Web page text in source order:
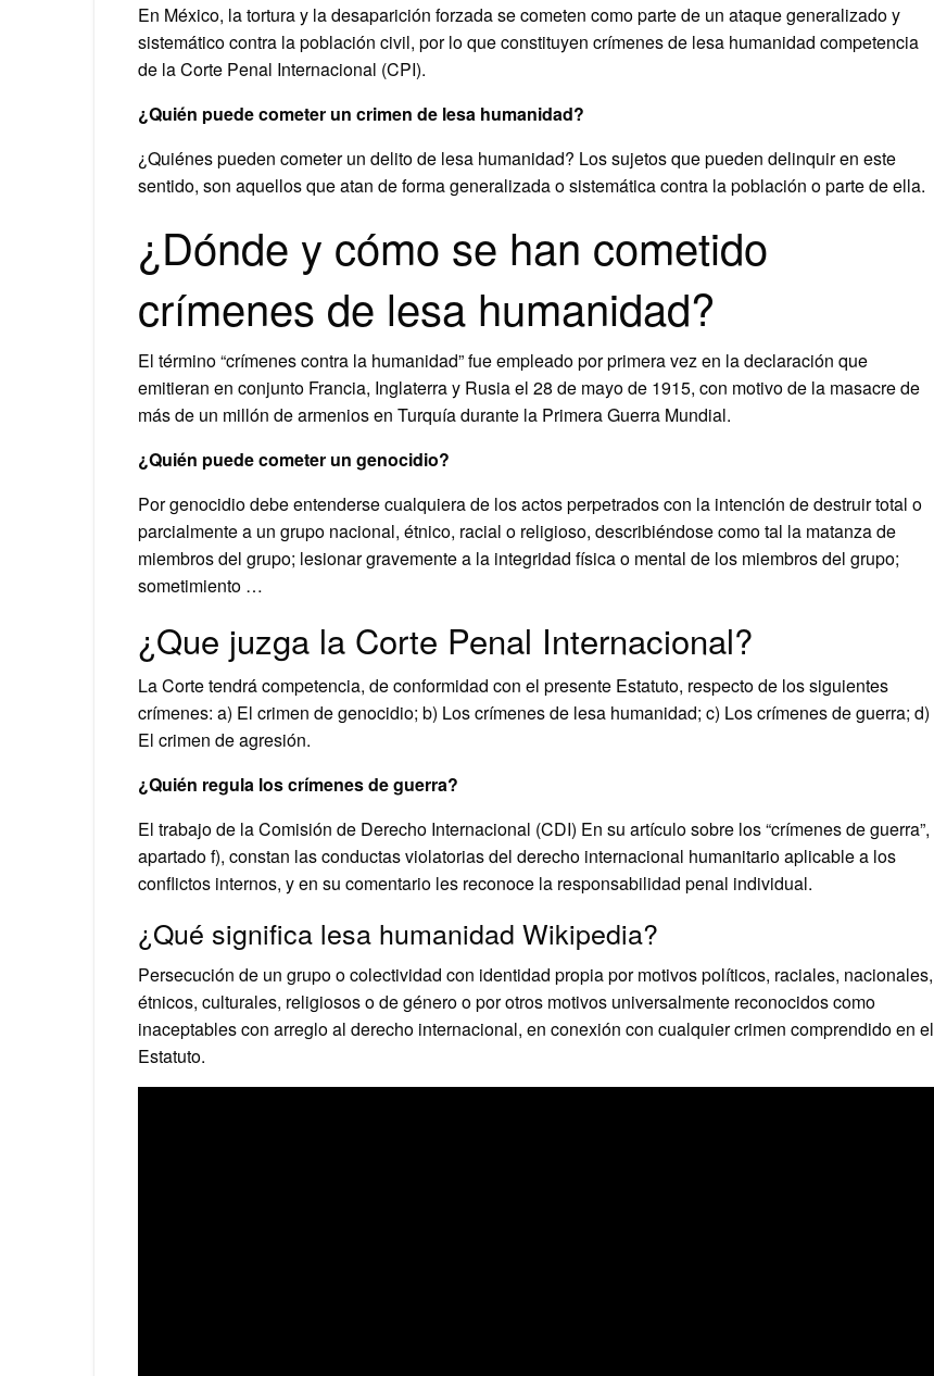
En México, la tortura y la desaparición forzada se cometen como parte de un ataque generalizado y
sistemático contra la población civil, por lo que constituyen crímenes de lesa humanidad competencia
de la Corte Penal Internacional (CPI).
¿Quién puede cometer un crimen de lesa humanidad?
¿Quiénes pueden cometer un delito de lesa humanidad? Los sujetos que pueden delinquir en este
sentido, son aquellos que atan de forma generalizada o sistemática contra la población o parte de ella.
¿Dónde y cómo se han cometido
crímenes de lesa humanidad?
El término “crímenes contra la humanidad” fue empleado por primera vez en la declaración que
emitieran en conjunto Francia, Inglaterra y Rusia el 28 de mayo de 1915, con motivo de la masacre de
más de un millón de armenios en Turquía durante la Primera Guerra Mundial.
¿Quién puede cometer un genocidio?
Por genocidio debe entenderse cualquiera de los actos perpetrados con la intención de destruir total o
parcialmente a un grupo nacional, étnico, racial o religioso, describiéndose como tal la matanza de
miembros del grupo; lesionar gravemente a la integridad física o mental de los miembros del grupo;
sometimiento …
¿Que juzga la Corte Penal Internacional?
La Corte tendrá competencia, de conformidad con el presente Estatuto, respecto de los siguientes
crímenes: a) El crimen de genocidio; b) Los crímenes de lesa humanidad; c) Los crímenes de guerra; d)
El crimen de agresión.
¿Quién regula los crímenes de guerra?
El trabajo de la Comisión de Derecho Internacional (CDI) En su artículo sobre los “crímenes de guerra”,
apartado f), constan las conductas violatorias del derecho internacional humanitario aplicable a los
conflictos internos, y en su comentario les reconoce la responsabilidad penal individual.
¿Qué significa lesa humanidad Wikipedia?
Persecución de un grupo o colectividad con identidad propia por motivos políticos, raciales, nacionales,
étnicos, culturales, religiosos o de género o por otros motivos universalmente reconocidos como
inaceptables con arreglo al derecho internacional, en conexión con cualquier crimen comprendido en el
Estatuto.